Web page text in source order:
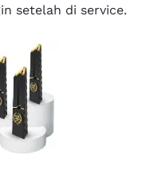
setelah di service.